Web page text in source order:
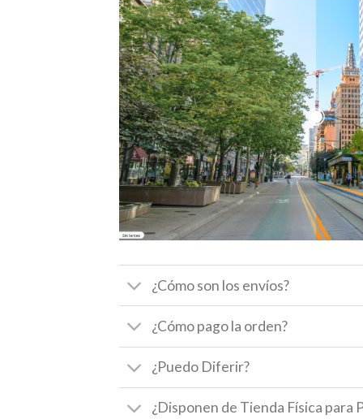
¿Cómo son los envíos?
¿Cómo pago la orden?
¿Puedo Diferir?
¿Disponen de Tienda Física para